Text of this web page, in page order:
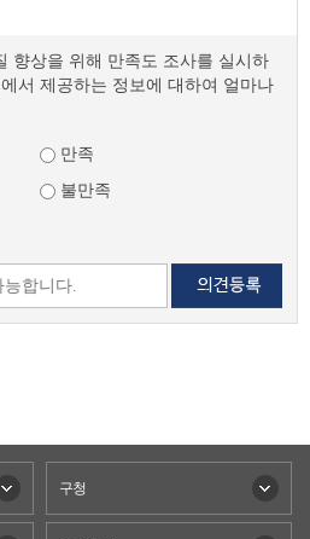
향상을 위해 만족도 조사를 실시하
서 제공하는 정보에 대하여 얼마나
만족
불만족
구청